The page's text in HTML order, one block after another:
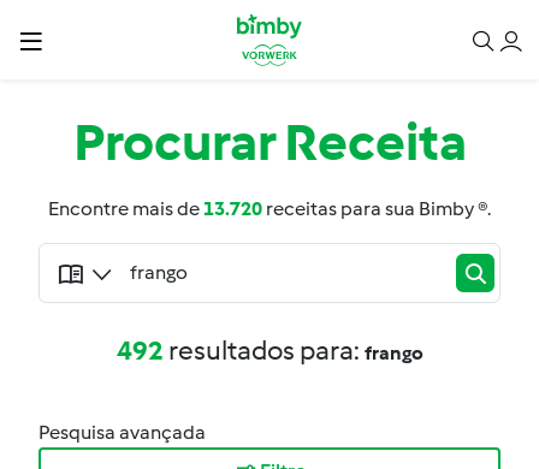
ProcurarReceita
Encontre mais de13.720 receitas para sua Bimby ®.
492 resultados para: frango
Pesquisa avançada